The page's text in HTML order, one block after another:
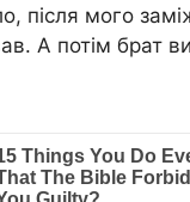
після мого
А потім брат